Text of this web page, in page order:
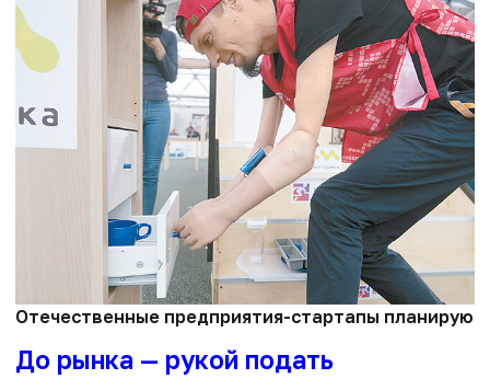
Отечественные предприятия-стартапы
До рынка — рукой подать